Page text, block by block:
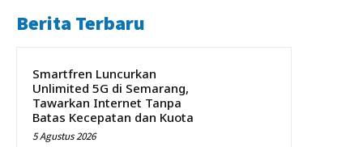
Berita Terbaru
Smartfren Luncurkan
Unlimited 5G di Semarang,
Tawarkan Internet Tanpa
Batas Kecepatan dan Kuota
5 Agustus 2026